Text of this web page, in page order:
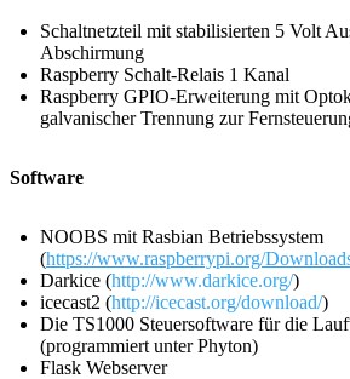
Schaltnetzteil mit stabilisierten 5 Volt
Abschirmung
Raspberry Schalt-Relais 1 Kanal
Raspberry GPIO-Erweiterung mit
galvanischer Trennung zur
Software
NOOBS mit Rasbian Betriebssystem
(https://www.raspberrypi.org/
Darkice (http://www.darkice.org/)
icecast2 (http://icecast.org/download/)
Die TS1000 Steuersoftware für die
(programmiert unter Phyton)
Flask Webserver